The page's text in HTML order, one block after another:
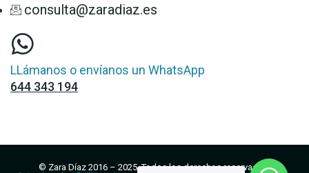
consulta@zaradiaz.es
LLámanos o envíanos un WhatsApp
644 343 194
© Zara Díaz 2016 – 2025. Todos los derechos reservados.